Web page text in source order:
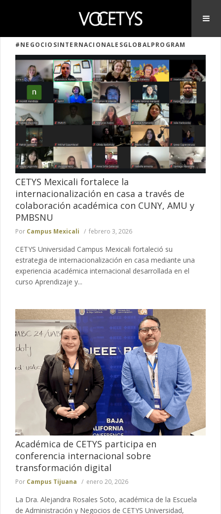
#NEGOCIOSINTERNACIONALESGLOBALPROGRAM
CETYS Mexicali fortalece la
internacionalización en casa a través de
colaboración académica con CUNY, AMU y
PMBSNU
Por Campus Mexicali febrero 3, 2026
CETYS Universidad Campus Mexicali fortaleció su
estrategia de internacionalización en casa mediante una
experiencia académica internacional desarrollada en el
curso Aprendizaje y...
Académica de CETYS participa en
conferencia internacional sobre
transformación digital
Por Campus Tijuana enero 20, 2026
La Dra. Alejandra Rosales Soto, académica de la Escuela
de Administración y Negocios de CETYS Universidad,